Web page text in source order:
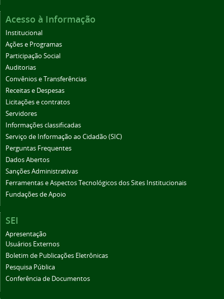
Acesso à Informação
Institucional
Ações e Programas
Participação Social
Auditorias
Convênios e Transferências
Receitas e Despesas
Licitações e contratos
Servidores
Informações classificadas
Serviço de Informação ao Cidadão (SIC)
Perguntas Frequentes
Dados Abertos
Sanções Administrativas
Ferramentas e Aspectos Tecnológicos dos Sites Institucionais
Fundações de Apoio
SEI
Apresentação
Usuários Externos
Boletim de Publicações Eletrônicas
Pesquisa Pública
Conferência de Documentos